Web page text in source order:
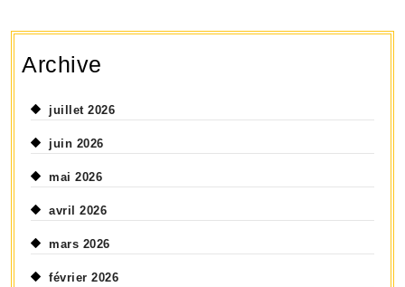
Archive
juillet 2026
juin 2026
mai 2026
avril 2026
mars 2026
février 2026